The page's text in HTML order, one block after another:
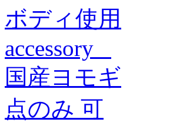
ボディ使用
accessory
国産ヨモギ
点のみ 可